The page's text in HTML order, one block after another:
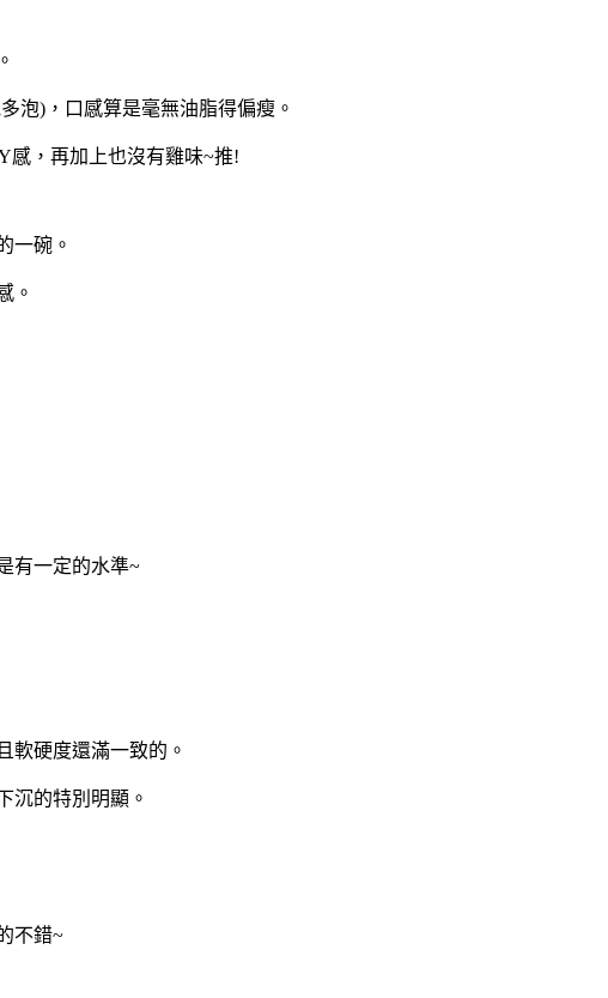
泡)，口感算是毫無油脂得偏瘦。
感，再加上也沒有雞味~推!
一碗。
。
有一定的水準~
軟硬度還滿一致的。
沉的特別明顯。
不錯~